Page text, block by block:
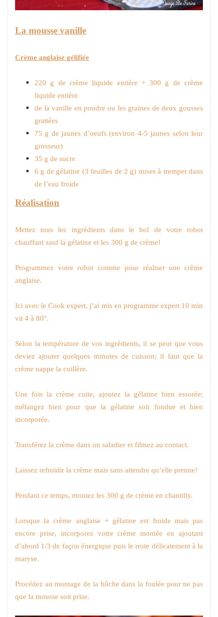
La mousse vanille
Crème anglaise gélifiée
220 g de crème liquide entière + 300 g de crème
liquide entière
de la vanille en poudre ou les graines de deux gousses
grattées
75 g de jaunes d’oeufs (environ 4-5 jaunes selon leur
grosseur)
35 g de sucre
6 g de gélatine (3 feuilles de 2 g) mises à tremper dans
de l’eau froide
Réalisation
Mettez tous les ingrédients dans le bol de votre robot
chauffant sauf la gélatine et les 300 g de crème!
Programmez votre robot comme pour réaliser une crème
anglaise.
Ici avec le Cook expert, j’ai mis en programme expert 10 min
vit 4 à 80°.
Selon la température de vos ingrédients, il se peut que vous
deviez ajouter quelques minutes de cuisson; il faut que la
crème nappe la cuillère.
Une fois la crème cuite, ajoutez la gélatine bien essorée;
mélangez bien pour que la gélatine soit fondue et bien
incorporée.
Transférez la crème dans un saladier et filmez au contact.
Laissez refroidir la crème mais sans attendre qu’elle prenne!
Pendant ce temps, montez les 300 g de crème en chantilly.
Lorsque la crème anglaise + gélatine est froide mais pas
encore prise, incorporez votre crème montée en ajoutant
d’abord 1/3 de façon énergique puis le reste délicatement à la
maryse.
Procédez au montage de la bûche dans la foulée pour ne pas
que la mousse soit prise.